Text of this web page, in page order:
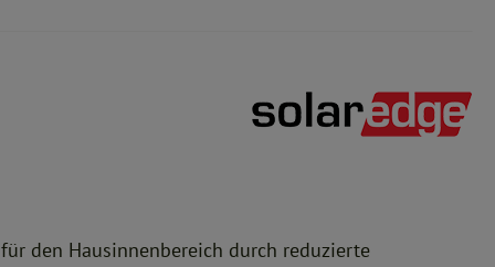
den Hausinnenbereich durch reduzierte